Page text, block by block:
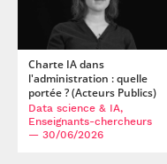
Charte IA dans
l'administration : quelle
portée ? (Acteurs Publics)
Data science & IA,
Enseignants-chercheurs
— 30/06/2026